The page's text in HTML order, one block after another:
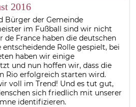
2016
Bürger der Gemeinde
im Fußball sind wir nicht
de France haben die deutschen
Rolle gespielt, bei
haben wir einige
und nun hoffen wir, dass die
Rio erfolgreich starten wird.
voll im Trend! Und es tut gut,
sich friedlich mit unserer
identifizieren.